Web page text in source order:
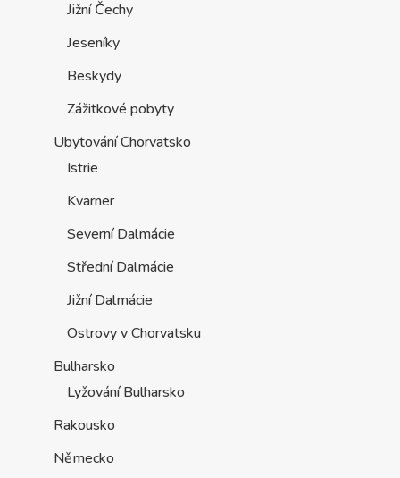
Jižní Čechy
Jeseníky
Beskydy
Zážitkové pobyty
Ubytování Chorvatsko
Istrie
Kvarner
Severní Dalmácie
Střední Dalmácie
Jižní Dalmácie
Ostrovy v Chorvatsku
Bulharsko
Lyžování Bulharsko
Rakousko
Německo